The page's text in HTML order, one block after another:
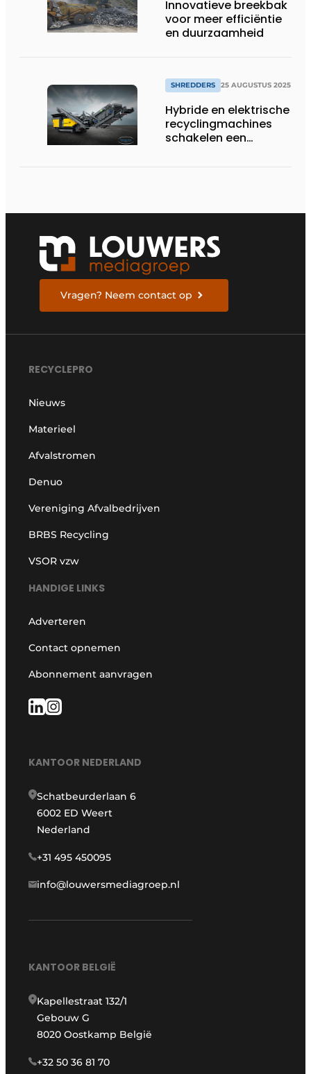
Innovatieve breekbak
voor meer efficiëntie
en duurzaamheid
SHREDDERS 25 AUGUSTUS 2025
Hybride en elektrische
recyclingmachines
schakelen een
Vragen? Neem contact op
RECYCLEPRO
Nieuws
Materieel
Afvalstromen
Denuo
Vereniging Afvalbedrijven
BRBS Recycling
VSOR vzw
HANDIGE LINKS
Adverteren
Contact opnemen
Abonnement aanvragen
KANTOOR NEDERLAND
Schatbeurderlaan 6
6002 ED Weert
Nederland
+31 495 450095
info@louwersmediagroep.nl
KANTOOR BELGIË
Kapellestraat 132/1
Gebouw G
8020 Oostkamp België
+32 50 36 81 70